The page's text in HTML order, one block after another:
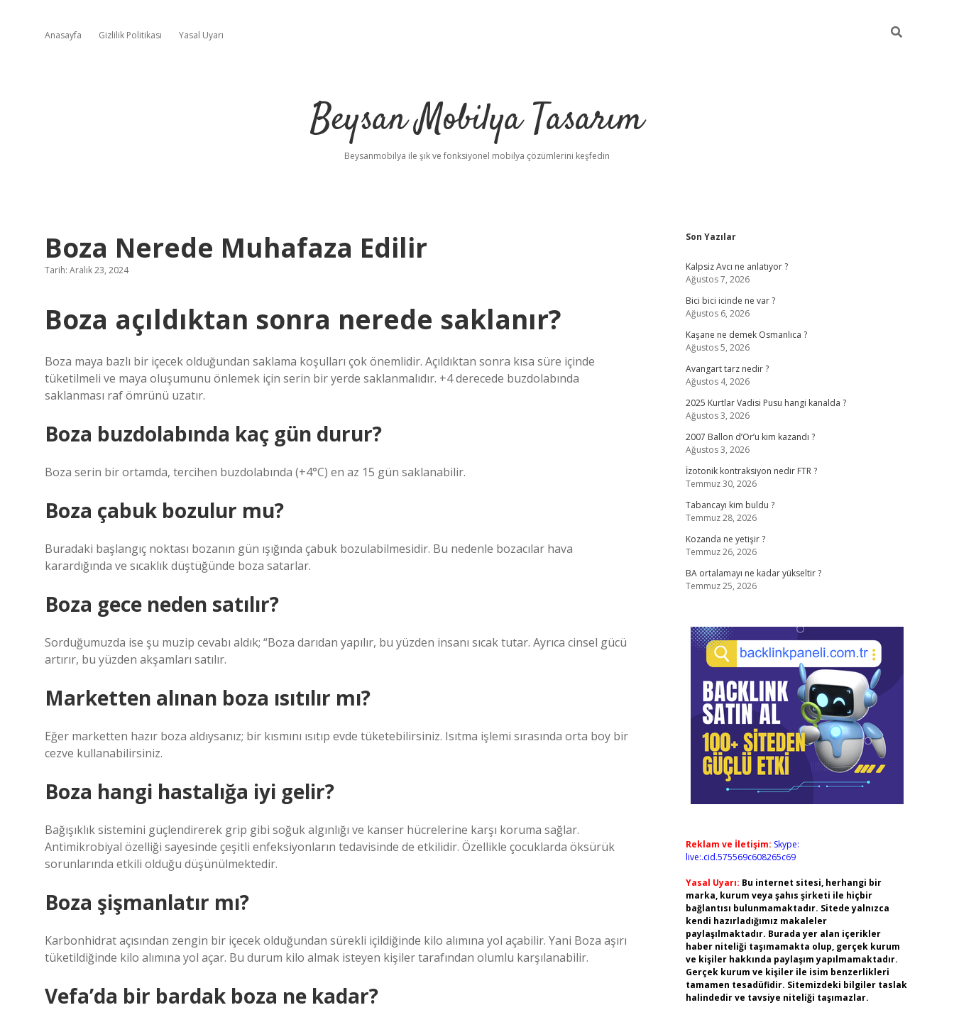
Anasayfa Gizlilik Politikası Yasal Uyarı
Beysan Mobilya Tasarım
Beysanmobilya ile şık ve fonksiyonel mobilya çözümlerini keşfedin
Boza Nerede Muhafaza Edilir
Tarih: Aralık 23, 2024
Boza açıldıktan sonra nerede saklanır?
Boza maya bazlı bir içecek olduğundan saklama koşulları çok önemlidir. Açıldıktan sonra kısa süre içinde
tüketilmeli ve maya oluşumunu önlemek için serin bir yerde saklanmalıdır. +4 derecede buzdolabında
saklanması raf ömrünü uzatır.
Boza buzdolabında kaç gün durur?
Boza serin bir ortamda, tercihen buzdolabında (+4°C) en az 15 gün saklanabilir.
Boza çabuk bozulur mu?
Buradaki başlangıç ​​noktası bozanın gün ışığında çabuk bozulabilmesidir. Bu nedenle bozacılar hava
karardığında ve sıcaklık düştüğünde boza satarlar.
Boza gece neden satılır?
Sorduğumuzda ise şu muzip cevabı aldık; “Boza darıdan yapılır, bu yüzden insanı sıcak tutar. Ayrıca cinsel gücü
artırır, bu yüzden akşamları satılır.
Marketten alınan boza ısıtılır mı?
Eğer marketten hazır boza aldıysanız; bir kısmını ısıtıp evde tüketebilirsiniz. Isıtma işlemi sırasında orta boy bir
cezve kullanabilirsiniz.
Boza hangi hastalığa iyi gelir?
Bağışıklık sistemini güçlendirerek grip gibi soğuk algınlığı ve kanser hücrelerine karşı koruma sağlar.
Antimikrobiyal özelliği sayesinde çeşitli enfeksiyonların tedavisinde de etkilidir. Özellikle çocuklarda öksürük
sorunlarında etkili olduğu düşünülmektedir.
Boza şişmanlatır mı?
Karbonhidrat açısından zengin bir içecek olduğundan sürekli içildiğinde kilo alımına yol açabilir. Yani Boza aşırı
tüketildiğinde kilo alımına yol açar. Bu durum kilo almak isteyen kişiler tarafından olumlu karşılanabilir.
Vefa’da bir bardak boza ne kadar?
Sidebar
Son Yazılar
Kalpsiz Avcı ne anlatıyor ?
Ağustos 7, 2026
Bici bici icinde ne var ?
Ağustos 6, 2026
Kaşane ne demek Osmanlıca ?
Ağustos 5, 2026
Avangart tarz nedir ?
Ağustos 4, 2026
2025 Kurtlar Vadisi Pusu hangi kanalda ?
Ağustos 3, 2026
2007 Ballon d’Or’u kim kazandı ?
Ağustos 3, 2026
İzotonik kontraksiyon nedir FTR ?
Temmuz 30, 2026
Tabancayı kim buldu ?
Temmuz 28, 2026
Kozanda ne yetişir ?
Temmuz 26, 2026
BA ortalamayı ne kadar yükseltir ?
Temmuz 25, 2026
Reklam ve İletişim: Skype:
live:.cid.575569c608265c69
Yasal Uyarı: Bu internet sitesi, herhangi bir
marka, kurum veya şahıs şirketi ile hiçbir
bağlantısı bulunmamaktadır. Sitede yalnızca
kendi hazırladığımız makaleler
paylaşılmaktadır. Burada yer alan içerikler
haber niteliği taşımamakta olup, gerçek kurum
ve kişiler hakkında paylaşım yapılmamaktadır.
Gerçek kurum ve kişiler ile isim benzerlikleri
tamamen tesadüfidir. Sitemizdeki bilgiler taslak
halindedir ve tavsiye niteliği taşımazlar.